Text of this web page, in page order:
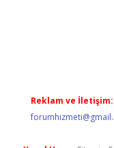
Reklam ve İletişim: